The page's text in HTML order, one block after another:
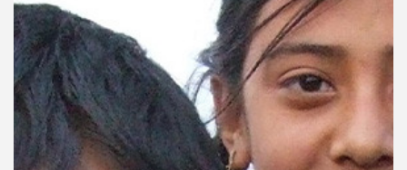
ย์
ลิ
สต์
ของ
คุณ
เพลง